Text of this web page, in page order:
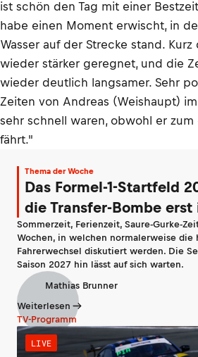
ist schön den Tag mit einer
habe einen Moment erwischt, in
Wasser auf der Strecke stand. Kurz
wieder stärker geregnet, und die
wieder deutlich langsamer. Sehr
Zeiten von Andreas (Weishaupt)
sehr schnell waren, obwohl er
fährt."
Thema der Woche
Das Formel-1-Startfeld
die Transfer-Bombe erst
Sommerzeit, Ferienzeit, Saure-Gurke-
Wochen, in welchen normalerweise die
Fahrerwechsel diskutiert werden. Die
Saison 2027 hin lässt auf sich warten.
Mathias Brunner
Weiterlesen
TV-Programm
LIVE